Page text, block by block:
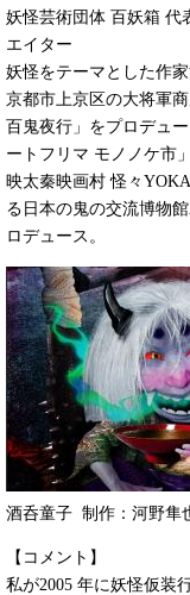
妖怪芸術団体 百妖箱 代
エイター
妖怪をテーマとした作
京都市上京区の大将軍
百鬼夜行」をプロデュ
ートフリマ モノノケ市
映太秦映画村 怪々
る日本の鬼の交流博物
ロデュース。
酒呑童子 制作：河野隼
【コメント】
私が2005 年に妖怪仮装